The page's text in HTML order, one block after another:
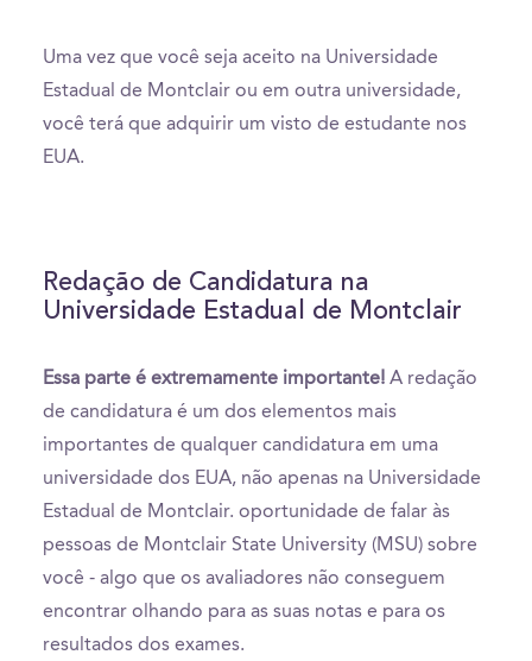
Uma vez que você seja aceito na Universidade
Estadual de Montclair ou em outra universidade,
você terá que adquirir um visto de estudante nos
EUA.
Redação de Candidatura na
Universidade Estadual de Montclair
Essa parte é extremamente importante! A redação
de candidatura é um dos elementos mais
importantes de qualquer candidatura em uma
universidade dos EUA, não apenas na Universidade
Estadual de Montclair. oportunidade de falar às
pessoas de Montclair State University (MSU) sobre
você - algo que os avaliadores não conseguem
encontrar olhando para as suas notas e para os
resultados dos exames.